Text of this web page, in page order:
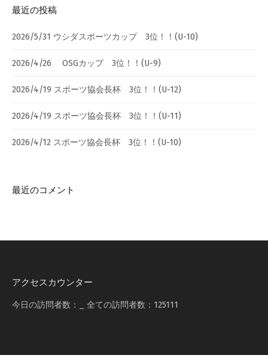
最近の投稿
2026/5/31 ウシダスポーツカップ 3位！！(U-10)
2026/4/26 OSGカップ 3位！！(U-9)
2026/4/19 スポーツ協会長杯 3位！！(U-12)
2026/4/19 スポーツ協会長杯 3位！！(U-11)
2026/4/12 スポーツ協会長杯 3位！！(U-10)
最近のコメント
アクセスカウンター
今日の訪問者数： 全ての訪問者数： 125111